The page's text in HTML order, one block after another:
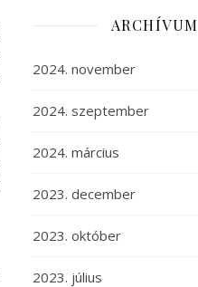
ARCHÍVUM
2024. november
2024. szeptember
2024. március
2023. december
2023. október
2023. július